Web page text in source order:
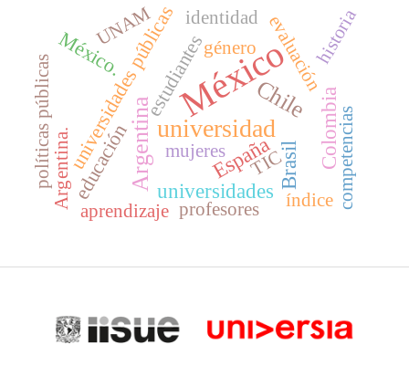
México
universidad
Argentina Chile Colombia
España
universidades
Brasil
educación
universidades públicas
estudiantes
México. género evaluación
competencias
Argentina.
aprendizaje
historia
políticas públicas
índice
TIC
mujeres
profesores
UNAM identidad